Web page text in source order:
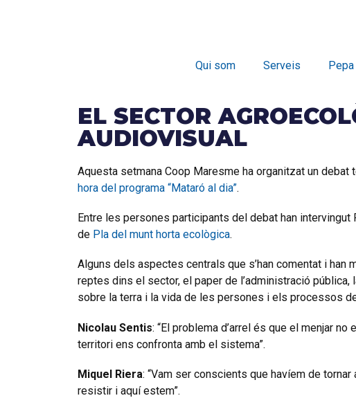
Qui som Serveis
EL SECTOR
AUDIOVISUAL
Aquesta setmana Coop Maresme ha organitzat un
hora del programa “Mataró al dia”.
Entre les persones participants del debat han intervingut
de Pla del munt horta ecològica.
Alguns dels aspectes centrals que s’han comentat i
reptes dins el sector, el paper de l’administració
sobre la terra i la vida de les persones i els processos
Nicolau Sentis: “El problema d’arrel és que el menjar
territori ens confronta amb el sistema”.
Miquel Riera: “Vam ser conscients que havíem de
resistir i aquí estem”.